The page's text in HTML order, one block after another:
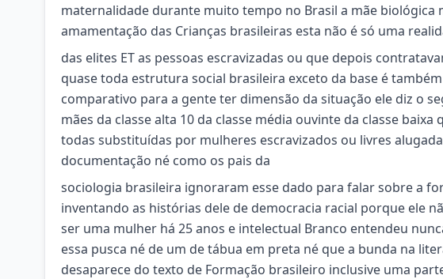
maternalidade durante muito tempo no Brasil a mãe biológica
amamentação das Crianças brasileiras esta não é só uma
das elites ET as pessoas escravizadas ou que depois
quase toda estrutura social brasileira exceto da base é
comparativo para a gente ter dimensão da situação ele diz o
mães da classe alta 10 da classe média ouvinte da classe
todas substituídas por mulheres escravizados ou livres
documentação né como os pais da
sociologia brasileira ignoraram esse dado para falar sobre a
inventando as histórias dele de democracia racial porque ele
ser uma mulher há 25 anos e intelectual Branco entendeu
essa pusca né de um de tábua em preta né que a bunda na
desaparece do texto de Formação brasileiro inclusive uma